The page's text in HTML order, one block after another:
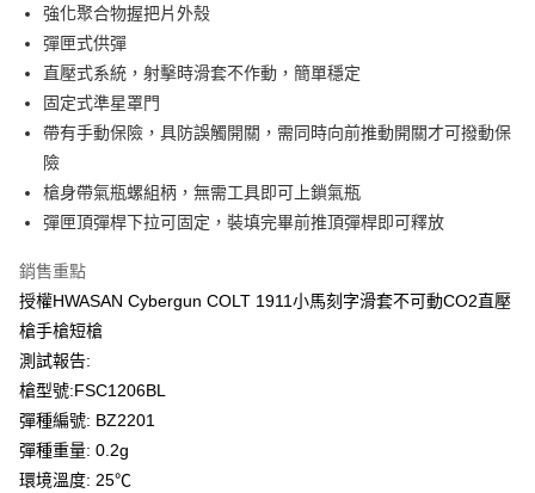
國泰世華商業銀行
臺灣中小企業銀行
匯豐（台灣）商業銀行
華泰商業銀行
聯邦商業銀行
遠東國際商業銀行
元大商業銀行
玉山商業銀行
星展（台灣）商業銀行
台新國際商業銀行
台灣樂天信用卡公司
Apple Pay
街口支付
AFTEE先享後付
相關說明
【關於「AFTEE先享後付」】
便利好安心！
１．簡單：不需註冊會員、不需綁卡、不需儲值。
２．便利：只要手機號碼，簡訊認證，即可結帳。
３．安心：先確認商品／服務後，再付款。
【「AFTEE先享後付」結帳流程】
１．於結帳方式選擇「AFTEE先享後付」後，將跳轉至「AFTEE先享後付」
結帳頁面，進行簡訊認證並確認金額後，即可完成結帳。
３．收到繳費通知簡訊後14天內，點擊此簡訊中的連結，可透過四大超商／
ATM／網路銀行／等多元方式進行付款，方視為交易完成。
貨到付款
運送方式
全家取貨付款
每筆NT$60，滿NT$2,000(含以上)免運費
7-11取貨付款
每筆NT$60，滿NT$2,000(含以上)免運費
強化聚合物握把片外殼
彈匣式供彈
直壓式系統，射擊時滑套不作動，簡單穩定
固定式準星罩門
帶有手動保險，具防誤觸開關，需同時向前推動開關才可撥動保
險
槍身帶氣瓶螺組柄，無需工具即可上鎖氣瓶
彈匣頂彈桿下拉可固定，裝填完畢前推頂彈桿即可釋放
銷售重點
授權HWASAN Cybergun COLT 1911小馬刻字滑套不可動CO2直壓
槍手槍短槍
測試報告:
槍型號:FSC1206BL
彈種編號: BZ2201
彈種重量: 0.2g
環境溫度: 25℃